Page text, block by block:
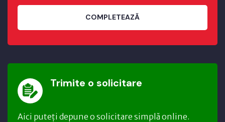
COMPLETEAZĂ
Trimite o solicitare
Aici puteți depune o solicitare simplă online.